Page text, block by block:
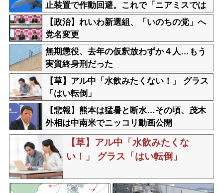
止装置で作動回避。これで「ニアミスでは
ない」ってマジ？
【政治】れいわ新選組、「いのちの党」へ
党名変更
無期懲役、去年の仮釈放わずか４人…もう
実質終身刑だった
【草】アル中「水飲みたくない！」 グラス
「はい転倒」
【悲報】熊本は猛暑と断水…その頃、茂木
外相は中南米でニッコリ動画公開
【草】アル中「水飲みたくな
い！」 グラス「はい転倒」